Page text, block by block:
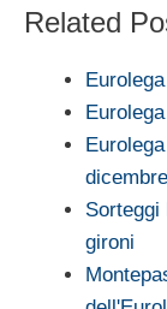
Related
Sorteggi
gironi